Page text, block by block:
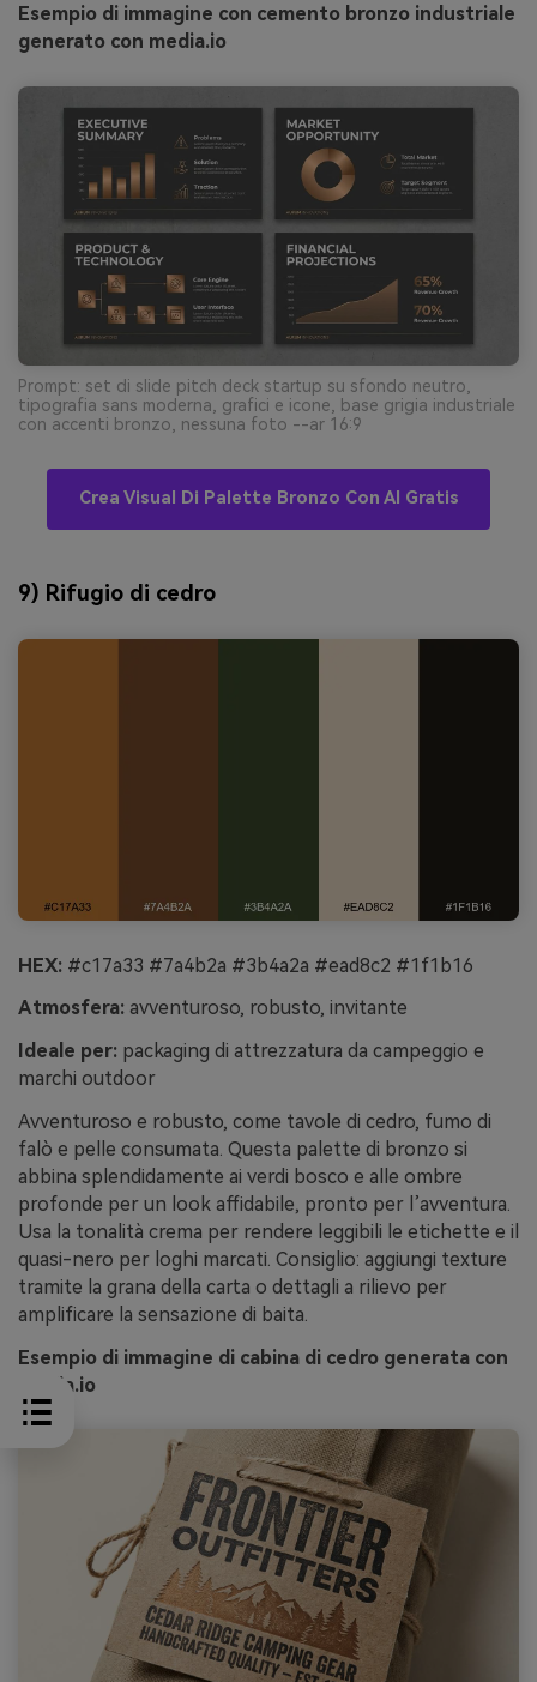
Esempio di immagine con cemento bronzo industriale
generato con media.io
Prompt: set di slide pitch deck startup su sfondo neutro,
tipografia sans moderna, grafici e icone, base grigia industriale
con accenti bronzo, nessuna foto --ar 16:9
Crea Visual Di Palette Bronzo Con AI Gratis
9) Rifugio di cedro
HEX: #c17a33 #7a4b2a #3b4a2a #ead8c2 #1f1b16
Atmosfera: avventuroso, robusto, invitante
Ideale per: packaging di attrezzatura da campeggio e
marchi outdoor
Avventuroso e robusto, come tavole di cedro, fumo di
falò e pelle consumata. Questa palette di bronzo si
abbina splendidamente ai verdi bosco e alle ombre
profonde per un look affidabile, pronto per l’avventura.
Usa la tonalità crema per rendere leggibili le etichette e il
quasi-nero per loghi marcati. Consiglio: aggiungi texture
tramite la grana della carta o dettagli a rilievo per
amplificare la sensazione di baita.
Esempio di immagine di cabina di cedro generata con
media.io